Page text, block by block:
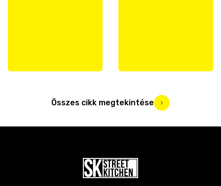
Összes cikk megtekintése